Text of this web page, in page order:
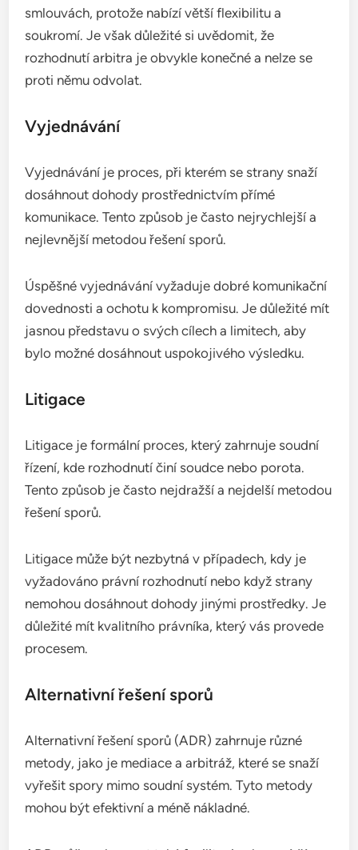
smlouvách, protože nabízí větší flexibilitu a
soukromí. Je však důležité si uvědomit, že
rozhodnutí arbitra je obvykle konečné a nelze se
proti němu odvolat.
Vyjednávání
Vyjednávání je proces, při kterém se strany snaží
dosáhnout dohody prostřednictvím přímé
komunikace. Tento způsob je často nejrychlejší a
nejlevnější metodou řešení sporů.
Úspěšné vyjednávání vyžaduje dobré komunikační
dovednosti a ochotu k kompromisu. Je důležité mít
jasnou představu o svých cílech a limitech, aby
bylo možné dosáhnout uspokojivého výsledku.
Litigace
Litigace je formální proces, který zahrnuje soudní
řízení, kde rozhodnutí činí soudce nebo porota.
Tento způsob je často nejdražší a nejdelší metodou
řešení sporů.
Litigace může být nezbytná v případech, kdy je
vyžadováno právní rozhodnutí nebo když strany
nemohou dosáhnout dohody jinými prostředky. Je
důležité mít kvalitního právníka, který vás provede
procesem.
Alternativní řešení sporů
Alternativní řešení sporů (ADR) zahrnuje různé
metody, jako je mediace a arbitráž, které se snaží
vyřešit spory mimo soudní systém. Tyto metody
mohou být efektivní a méně nákladné.